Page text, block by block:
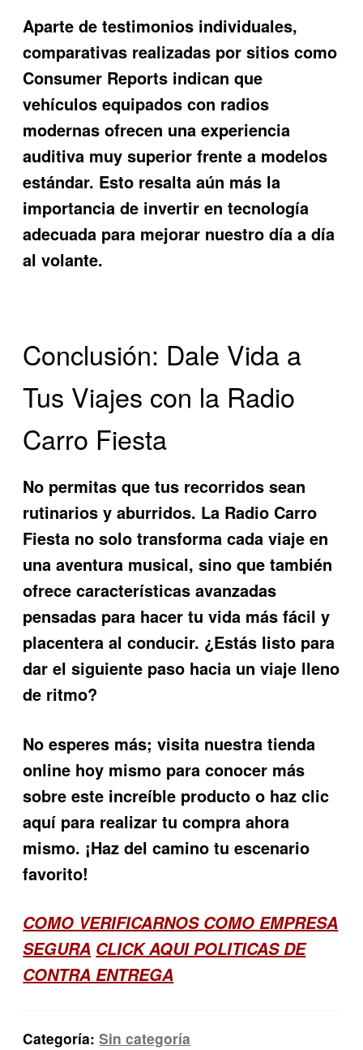
Aparte de testimonios individuales,
comparativas realizadas por sitios como
Consumer Reports indican que
vehículos equipados con radios
modernas ofrecen una experiencia
auditiva muy superior frente a modelos
estándar. Esto resalta aún más la
importancia de invertir en tecnología
adecuada para mejorar nuestro día a día
al volante.
Conclusión: Dale Vida a
Tus Viajes con la Radio
Carro Fiesta
No permitas que tus recorridos sean
rutinarios y aburridos. La Radio Carro
Fiesta no solo transforma cada viaje en
una aventura musical, sino que también
ofrece características avanzadas
pensadas para hacer tu vida más fácil y
placentera al conducir. ¿Estás listo para
dar el siguiente paso hacia un viaje lleno
de ritmo?
No esperes más; visita nuestra tienda
online hoy mismo para conocer más
sobre este increíble producto o haz clic
aquí para realizar tu compra ahora
mismo. ¡Haz del camino tu escenario
favorito!
COMO VERIFICARNOS COMO EMPRESA
SEGURA CLICK AQUI POLITICAS DE
CONTRA ENTREGA
Categoría:Sin categoría